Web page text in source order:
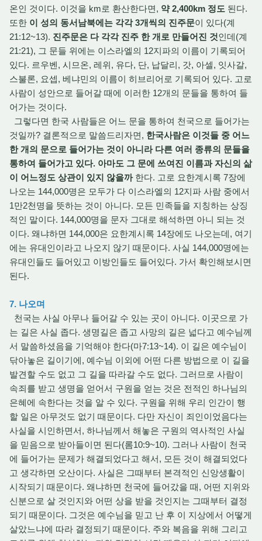
온인 것이다. 이것을 km로 환산한다면, 약 2,400km 정도 된다.
또한 이 성의 동서남북에는 각각 3개씩의 진주문이 있다(계
21:12~13). 진주문은 다 각각 진주 한 개로 만들어진 것인데(계
21:21), 그 문들 위에는 이스라엘의 12지파의 이름이 기록되어
있다. 르우벤, 시므온, 레위, 유다, 단, 납달리, 갓, 아셀, 잇사갈,
스불론, 요셉, 베냐민의 이름이 히브리어로 기록되어 있다. 고로
사람이 성안으로 들어갈 때에 이러한 12개의 문들을 통하여 들
어가는 것이다.
그렇다면 한국 사람들은 어느 문을 통하여 천국으로 들어가는
것일까? 결론적으로 말씀드리자면, 한국사람은 이것들 중 어느
한 개의 문으로 들어가는 것이 아니라 다른 여러 종류의 문들을
통하여 들어가고 있다. 아마도 그 문에 쓰여진 이름과 자신의 삶
이 어느정도 상관이 있지 않을까한다. 고로 요한계시록 7장에
나오는 144,000명은 모두가 다 이스라엘의 12지파 사람 중에서
1만2천명을 뜻하는 것이 아니다. 모든 민족들을 지칭하는 상징
적인 말이다. 144,000명을 문자 그대로 해석하면 아니 되는 것
이다. 왜냐하면 144,000은 요한계시록 14장에도 나오는데, 여기
에는 유대인이라고 나오지 않기 때문이다. 사실 144,000명에는
유대인들도 들어있고 이방인들도 들어있다. 가서 확인해보시면
된다.
7. 나오며
천국는 사실 아무나 들어갈 수 있는 곳이 아니다. 이곳으로 가
는 길은 사실 좁다. 생명길은 좁고 사망의 길은 넓다고 예수님께
서 말씀하셨음을 기억해야 한다(마7:13~14). 이 길은 예수님이
닦아놓은 길이기에, 예수님 이외에 어떤 다른 방법으로 이 길을
발견할 수도 없고 그 길을 따라갈 수도 없다. 그러므로 사람이
속죄를 받고 생명을 얻어서 구원을 얻는 것은 전적인 하나님의
은혜에 속한다는 것을 알 수 있다. 구원을 위해 우리 인간이 행
할 일은 아무것도 없기 때문이다. 다만 자신이 죄인이었음다는
사실을 시인하면서, 하나님께서 해놓은 구원의 역사적인 사실
을 믿음으로 받아들이면 된다(롬10:9~10). 그러나 사람이 천국
에 들어가는 문제가 해결되었다고 해서, 모든 것이 해결되었다
고 생각하면 오산이다. 사실은 그때부터 본격적인 신앙생활이
시작되기 때문이다. 왜냐하면 천국에 들어갔을 때, 어떤 지위와
신분으로 살 것인지와 어떤 상을 받을 것인지는 그때부터 결정
되기 때문이다. 그것은 예수님을 믿고 난 후 이 지상에서 어떻게
살았느냐에 따라 결정되기 때문이다. 주와 복음을 위해 그리고